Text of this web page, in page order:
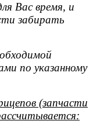
Вас время, и
забирать
по указанному
(запчасти